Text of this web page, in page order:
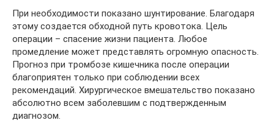
При необходимости показано шунтирование. Благодаря
этому создается обходной путь кровотока. Цель
операции – спасение жизни пациента. Любое
промедление может представлять огромную опасность.
Прогноз при тромбозе кишечника после операции
благоприятен только при соблюдении всех
рекомендаций. Хирургическое вмешательство показано
абсолютно всем заболевшим с подтвержденным
диагнозом.